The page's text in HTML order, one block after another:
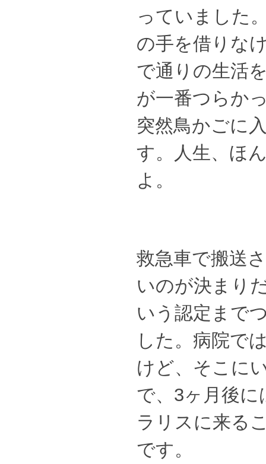
っていました
の手を借りな
で通りの生活
が一番つらか
突然鳥かごに
す。人生、ほ
よ。
救急車で搬送
いのが決まり
いう認定まで
した。病院で
けど、そこに
で、3ヶ月後
ラリスに来る
です。